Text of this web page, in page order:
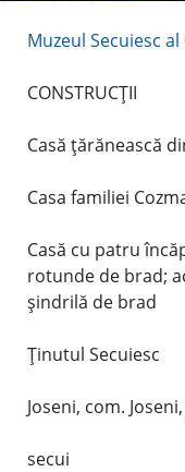
Muzeul Secuiesc
CONSTRUCŢII
Casă ţărănească
Casa familiei
Casă cu patru
rotunde de brad;
şindrilă de brad
Ţinutul Secuiesc
Joseni, com.
secui